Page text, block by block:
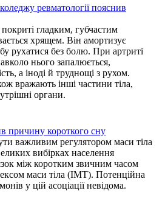
ревматології пояснив
гладким, губчастим
хрящем. Він амортизує
рухатися без болю. При артриті
нього запалюється,
а іноді й труднощі з рухом.
вражають інші частини тіла,
органи.
причину короткого сну
важливим регулятором маси тіла
вибірках населення
між коротким звичним часом
маси тіла (ІМТ). Потенційна
у цій асоціації невідома.